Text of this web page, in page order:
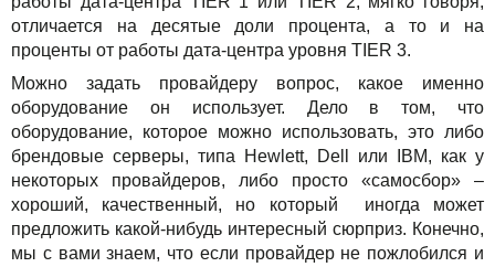
отличается на десятые доли процента, а то и на
проценты от работы дата-центра уровня TIER 3.
Можно задать провайдеру вопрос, какое именно
оборудование он использует. Дело в том, что
оборудование, которое можно использовать, это либо
брендовые серверы, типа Hewlett, Dell или IBM, как у
некоторых провайдеров, либо просто «самосбор» –
хороший, качественный, но который иногда может
предложить какой-нибудь интересный сюрприз. Конечно,
мы с вами знаем, что если провайдер не пожлобился и